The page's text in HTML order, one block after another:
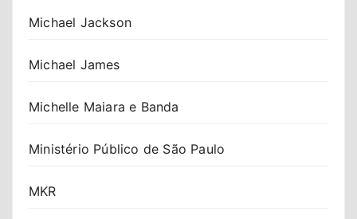
Michael Jackson
Michael James
Michelle Maiara e Banda
Ministério Público de São Paulo
MKR